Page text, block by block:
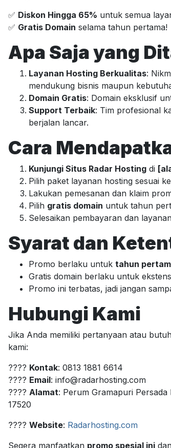
✅ Diskon Hingga 65% untuk semua
✅ Gratis Domain selama tahun pertama!
Apa Saja yang
Layanan Hosting Berkualitas:
mendukung bisnis maupun
Domain Gratis: Domain eksklusif
Support Terbaik: Tim profesional
berjalan lancar.
Cara
Kunjungi Situs Radar Hostingdi
Pilih paket layanan hosting sesuai
Lakukan pemesanan dan klaim
Pilih gratis domain untuk tahun
Selesaikan pembayaran dan
Syarat dan
Promo berlaku untuk tahun
Gratis domain berlaku untuk
Promo ini terbatas, jadi jangan
Hubungi Kami
Jika Anda memiliki pertanyaan atau
kami:
???? Kontak: 0813 1881 6614
???? Email: info@radarhosting.com
???? Alamat: Perum Gramapuri
17520
???? Website: Radarhosting.com
Segera manfaatkan promo spesial ini